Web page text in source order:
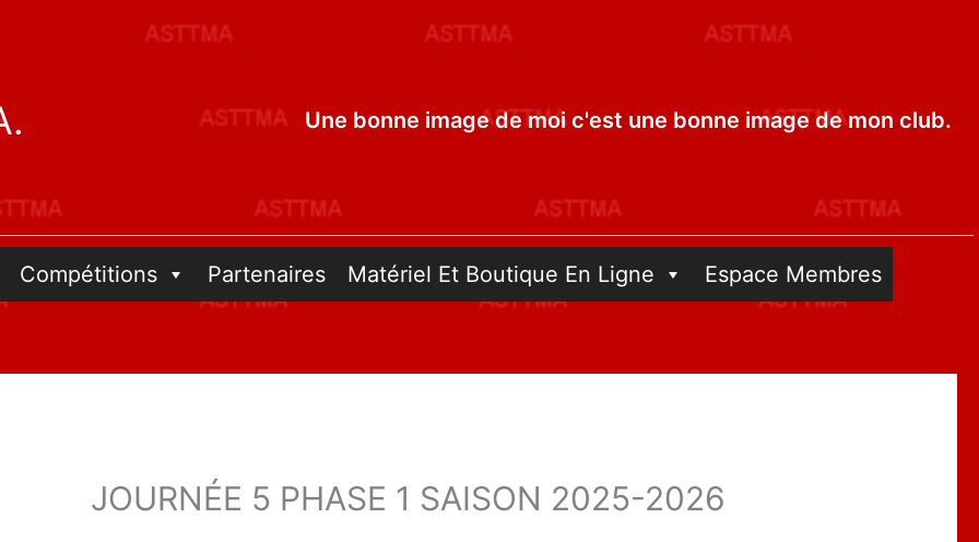
Une bonne image de moi c'est une bonne image de mon club.
Compétitions Partenaires Matériel Et Boutique En Ligne Espace Membres
JOURNÉE 5 PHASE 1 SAISON 2025-2026